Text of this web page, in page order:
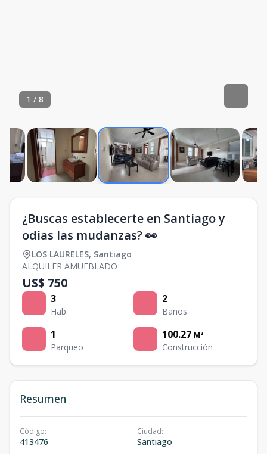
1 / 8
¿Buscas establecerte en Santiago y
odias las mudanzas? 👀
LOS LAURELES, Santiago
ALQUILER AMUEBLADO
US$ 750
3
Hab.
2
Baños
1
Parqueo
100.27 M²
Construcción
Resumen
Código:
413476
Ciudad:
Santiago